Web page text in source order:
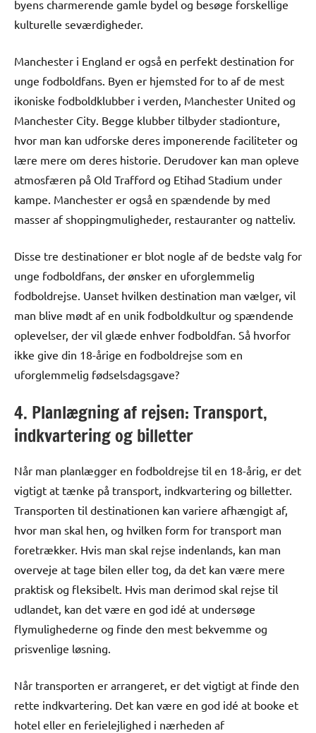
byens charmerende gamle bydel og besøge forskellige
kulturelle seværdigheder.
Manchester i England er også en perfekt destination for
unge fodboldfans. Byen er hjemsted for to af de mest
ikoniske fodboldklubber i verden, Manchester United og
Manchester City. Begge klubber tilbyder stadionture,
hvor man kan udforske deres imponerende faciliteter og
lære mere om deres historie. Derudover kan man opleve
atmosfæren på Old Trafford og Etihad Stadium under
kampe. Manchester er også en spændende by med
masser af shoppingmuligheder, restauranter og natteliv.
Disse tre destinationer er blot nogle af de bedste valg for
unge fodboldfans, der ønsker en uforglemmelig
fodboldrejse. Uanset hvilken destination man vælger, vil
man blive mødt af en unik fodboldkultur og spændende
oplevelser, der vil glæde enhver fodboldfan. Så hvorfor
ikke give din 18-årige en fodboldrejse som en
uforglemmelig fødselsdagsgave?
4. Planlægning af rejsen: Transport,
indkvartering og billetter
Når man planlægger en fodboldrejse til en 18-årig, er det
vigtigt at tænke på transport, indkvartering og billetter.
Transporten til destinationen kan variere afhængigt af,
hvor man skal hen, og hvilken form for transport man
foretrækker. Hvis man skal rejse indenlands, kan man
overveje at tage bilen eller tog, da det kan være mere
praktisk og fleksibelt. Hvis man derimod skal rejse til
udlandet, kan det være en god idé at undersøge
flymulighederne og finde den mest bekvemme og
prisvenlige løsning.
Når transporten er arrangeret, er det vigtigt at finde den
rette indkvartering. Det kan være en god idé at booke et
hotel eller en ferielejlighed i nærheden af